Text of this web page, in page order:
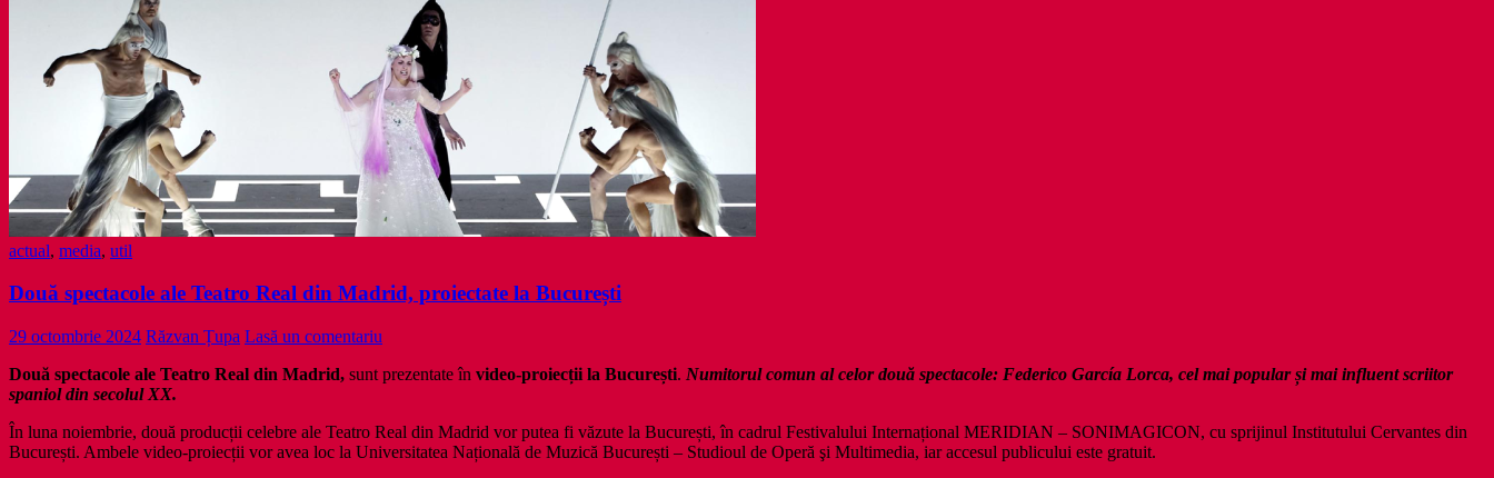
actual, media, util
Două spectacole ale Teatro Real din Madrid, proiectate la București
29 octombrie 2024 Răzvan Țupa Lasă un comentariu
Două spectacole ale Teatro Real din Madrid, sunt prezentate în video-proiecții la București. Numitorul comun al celor două spectacole: Federico García Lorca, cel mai popular și mai influent scriitor
spaniol din secolul XX.
În luna noiembrie, două producții celebre ale Teatro Real din Madrid vor putea fi văzute la București, în cadrul Festivalului Internațional MERIDIAN – SONIMAGICON, cu sprijinul Institutului Cervantes din
București. Ambele video-proiecții vor avea loc la Universitatea Națională de Muzică București – Studioul de Operă şi Multimedia, iar accesul publicului este gratuit.